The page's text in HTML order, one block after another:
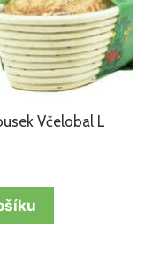
Včelobal L